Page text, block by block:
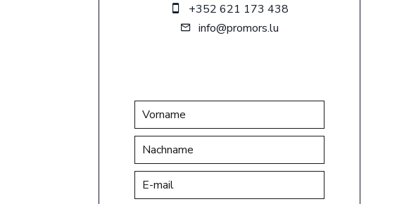
+352 621 173 438
info@promors.lu